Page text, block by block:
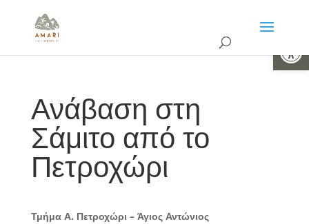
Ανάβαση στη
Σάμιτο από το
Πετροχώρι
Τμήμα Α. Πετροχώρι – Άγιος Αντώνιος